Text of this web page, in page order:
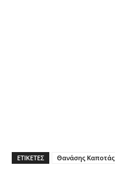
ΕΤΙΚΈΤΕΣ Θανάσης Καποτάς